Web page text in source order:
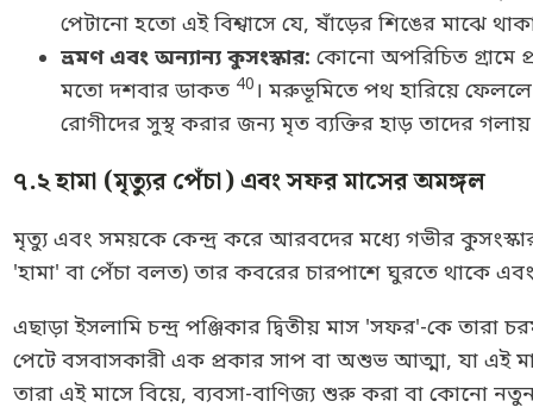
পেটানো হতো এই বিশ্বাসে যে, ষাঁড়ের শিঙের মাঝে
ভ্রমণ এবং অন্যান্য কুসংস্কার: কোনো অপরিচিত গ্রামে
মতো দশবার ডাকত 40 । মরুভূমিতে পথ হারিয়ে
রোগীদের সুস্থ করার জন্য মৃত ব্যক্তির হাড় তাদের
৭.২ হামা (মৃত্যুর পেঁচা) এবং সফর মাসের অমঙ্গল
মৃত্যু এবং সময়কে কেন্দ্র করে আরবদের মধ্যে গভীর
'হামা' বা পেঁচা বলত) তার কবরের চারপাশে ঘুরতে থাকে
এছাড়া ইসলামি চন্দ্র পঞ্জিকার দ্বিতীয় মাস 'সফর'-কে
পেটে বসবাসকারী এক প্রকার সাপ বা অশুভ আত্মা, যা এই
তারা এই মাসে বিয়ে, ব্যবসা-বাণিজ্য শুরু করা বা কোনো